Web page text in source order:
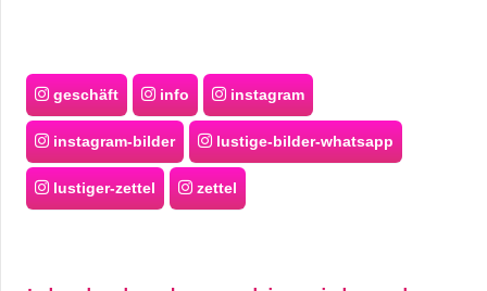
geschäft info instagram
instagram-bilder lustige-bilder-whatsapp
lustiger-zettel zettel